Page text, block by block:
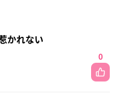
かれない
0